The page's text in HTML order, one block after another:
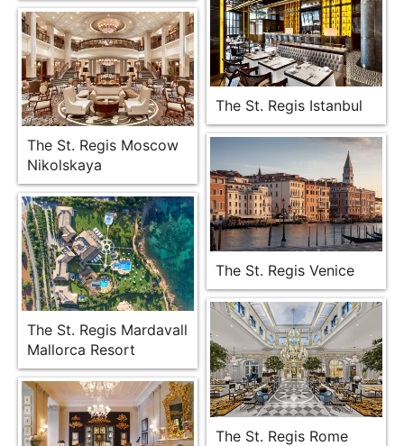
The St. Regis Istanbul
The St. Regis Moscow
Nikolskaya
The St. Regis Venice
The St. Regis Mardavall
Mallorca Resort
The St. Regis Rome